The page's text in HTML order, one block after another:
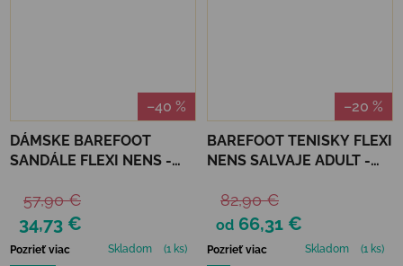
–40 %
DÁMSKE BAREFOOT
SANDÁLE FLEXI NENS -
34,73 €
57,90 €
Pozrieť viac Skladom
(1 ks)
–20 %
BAREFOOT TENISKY FLEXI
NENS SALVAJE ADULT -
od 66,31 €
82,90 €
Pozrieť viac Skladom
(1 ks)